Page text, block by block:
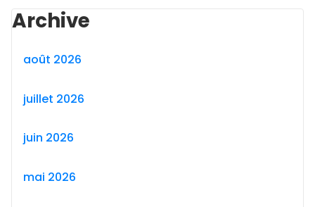
Archive
août 2026
juillet 2026
juin 2026
mai 2026